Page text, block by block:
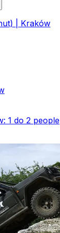
| Kraków
1 do 2 people